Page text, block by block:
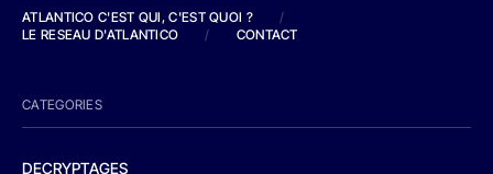
ATLANTICO C'EST QUI, C'EST QUOI ?
/
LE RESEAU D'ATLANTICO
/ CONTACT
CATEGORIES
DECRYPTAGES